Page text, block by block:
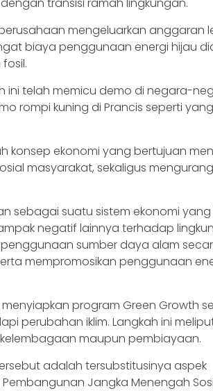
mengeluarkan anggaran
biaya penggunaan energi hijau
ini telah memicu demo di negara-
rompi kuning di Prancis seperti
konsep ekonomi yang bertujuan
masyarakat, sekaligus
sebagai suatu sistem ekonomi
negatif lainnya terhadap
sumber daya alam
mempromosikan penggunaan
program Green Growth
perubahan iklim. Langkah ini
maupun pembiayaan.
adalah tersubstitusinya aspek
Jangka Menengah